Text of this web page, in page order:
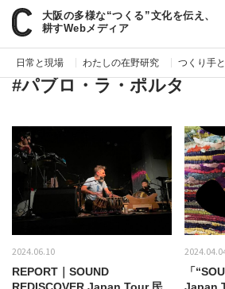
大阪の多様な“つくる”文化を伝え、
耕すWebメディア
日常と現場 わたしの在野研究 つくり手
paperC タグ パブロ・ラ・ポルタ
#パブロ・ラ・ポルタ
2024.06.10
REPORT｜SOUND
REDISCOVER Japan Tour 民
「
Japan